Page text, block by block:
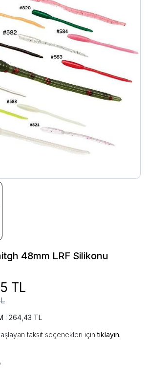
48mm LRF Silikonu
TL
: 264,43 TL
taksit seçenekleri içintıklayın.